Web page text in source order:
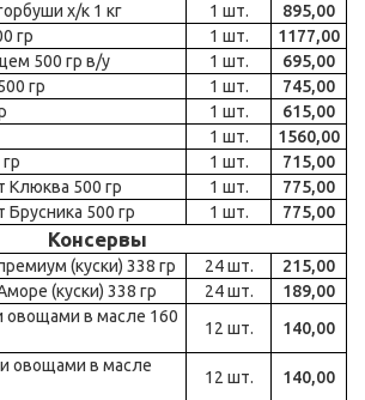
х/к 1 кг 1 шт.
895,00
гр
1 шт.
1177,00
500 гр в/у
1 шт.
695,00
гр
1 шт.
745,00
1 шт.
615,00
1 шт.
1560,00
1 шт.
715,00
Клюква 500 гр
1 шт.
775,00
500 гр
1 шт. 775,00
Консервы
(куски) 338 гр 24 шт.
215,00
(куски) 338 гр
24 шт.
189,00
овощами в масле 160
12 шт.
140,00
и овощами в масле
12 шт.
140,00